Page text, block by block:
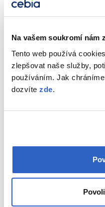
Na vašem soukromí nám
Tento web používá
zlepšovat naše služby,
používáním. Jak
dozvíte zde.
nadčasový kabát.Tímto nikdy
kšiltem a ponožkové boty